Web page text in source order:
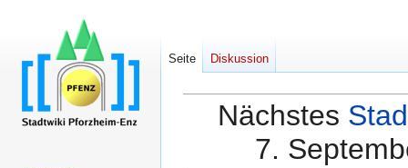
Nächstes
7.
Seite Diskussion